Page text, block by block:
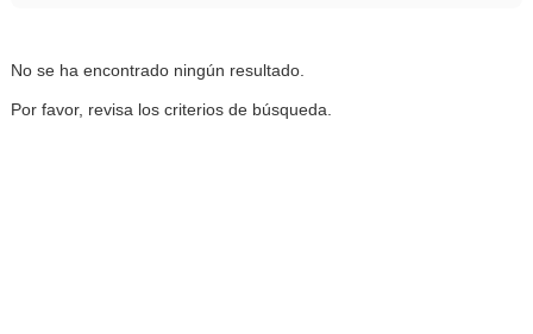
No se ha encontrado ningún resultado.
Por favor, revisa los criterios de búsqueda.